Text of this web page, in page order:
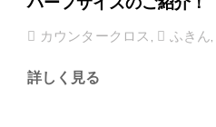
カウンタークロス , ふきん,
詳しく見る